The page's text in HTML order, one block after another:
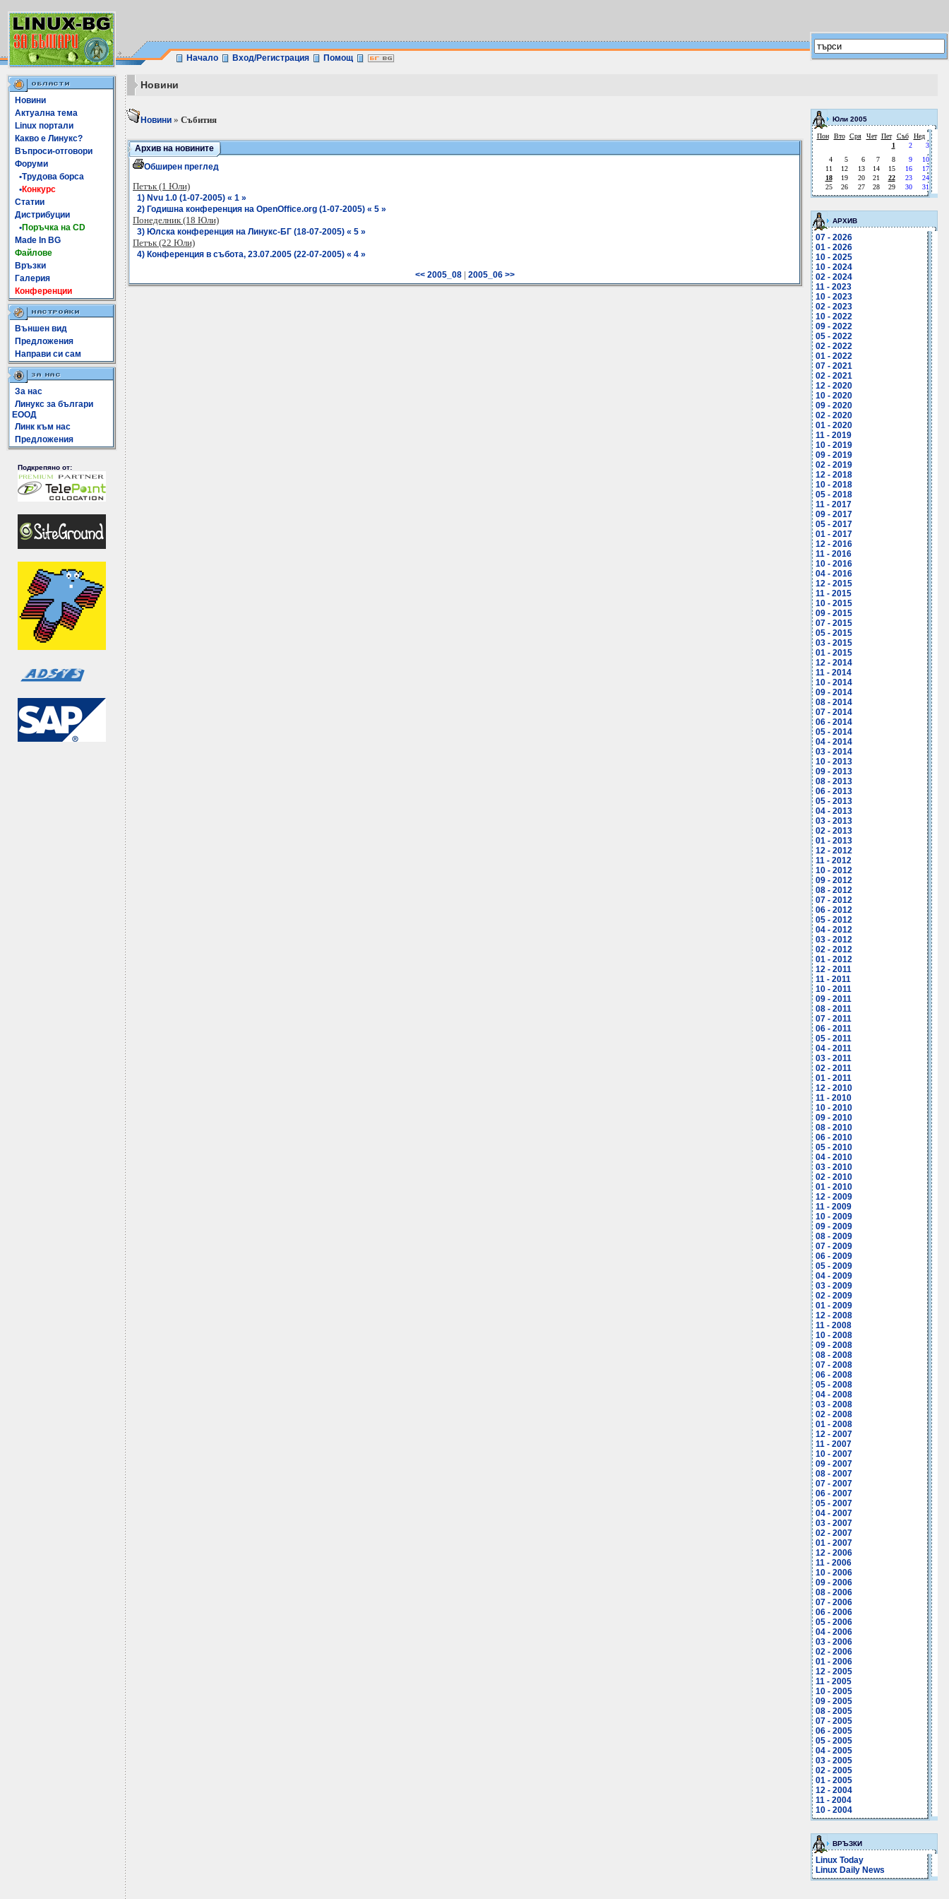
Начало Вход/Регистрация Помощ
Новини
Актуална тема
Linux портали
Какво е Линукс?
Въпроси-отговори
Форуми
•Трудова борса
•Конкурс
Статии
Дистрибуции
•Поръчка на CD
Made In BG
Файлове
Връзки
Галерия
Конференции
Външен вид
Предложения
Направи си сам
За нас
Линукс за българи
ЕООД
Линк към нас
Предложения
Подкрепяно от:
Новини
Новини » Събития
Архив на новините
Обширен преглед
Петък (1 Юли)
1) Nvu 1.0 (1-07-2005) « 1 »
2) Годишна конференция на OpenOffice.org (1-07-2005) « 5 »
Понеделник (18 Юли)
3) Юлска конференция на Линукс-БГ (18-07-2005) « 5 »
Петък (22 Юли)
4) Конференция в събота, 23.07.2005 (22-07-2005) « 4 »
<< 2005_08 | 2005_06 >>
Юли 2005
Пон Вто Сря Чет Пет Съб
Нед
1
2
3
4
5 6 7 8 9
10
11
12 13 14 15 16
17
18
19 20 21 22 23
24
25
26 27 28 29 30 31
АРХИВ
07 - 2026
01 - 2026
10 - 2025
10 - 2024
02 - 2024
11 - 2023
10 - 2023
02 - 2023
10 - 2022
09 - 2022
05 - 2022
02 - 2022
01 - 2022
07 - 2021
02 - 2021
12 - 2020
10 - 2020
09 - 2020
02 - 2020
01 - 2020
11 - 2019
10 - 2019
09 - 2019
02 - 2019
12 - 2018
10 - 2018
05 - 2018
11 - 2017
09 - 2017
05 - 2017
01 - 2017
12 - 2016
11 - 2016
10 - 2016
04 - 2016
12 - 2015
11 - 2015
10 - 2015
09 - 2015
07 - 2015
05 - 2015
03 - 2015
01 - 2015
12 - 2014
11 - 2014
10 - 2014
09 - 2014
08 - 2014
07 - 2014
06 - 2014
05 - 2014
04 - 2014
03 - 2014
10 - 2013
09 - 2013
08 - 2013
06 - 2013
05 - 2013
04 - 2013
03 - 2013
02 - 2013
01 - 2013
12 - 2012
11 - 2012
10 - 2012
09 - 2012
08 - 2012
07 - 2012
06 - 2012
05 - 2012
04 - 2012
03 - 2012
02 - 2012
01 - 2012
12 - 2011
11 - 2011
10 - 2011
09 - 2011
08 - 2011
07 - 2011
06 - 2011
05 - 2011
04 - 2011
03 - 2011
02 - 2011
01 - 2011
12 - 2010
11 - 2010
10 - 2010
09 - 2010
08 - 2010
06 - 2010
05 - 2010
04 - 2010
03 - 2010
02 - 2010
01 - 2010
12 - 2009
11 - 2009
10 - 2009
09 - 2009
08 - 2009
07 - 2009
06 - 2009
05 - 2009
04 - 2009
03 - 2009
02 - 2009
01 - 2009
12 - 2008
11 - 2008
10 - 2008
09 - 2008
08 - 2008
07 - 2008
06 - 2008
05 - 2008
04 - 2008
03 - 2008
02 - 2008
01 - 2008
12 - 2007
11 - 2007
10 - 2007
09 - 2007
08 - 2007
07 - 2007
06 - 2007
05 - 2007
04 - 2007
03 - 2007
02 - 2007
01 - 2007
12 - 2006
11 - 2006
10 - 2006
09 - 2006
08 - 2006
07 - 2006
06 - 2006
05 - 2006
04 - 2006
03 - 2006
02 - 2006
01 - 2006
12 - 2005
11 - 2005
10 - 2005
09 - 2005
08 - 2005
07 - 2005
06 - 2005
05 - 2005
04 - 2005
03 - 2005
02 - 2005
01 - 2005
12 - 2004
11 - 2004
10 - 2004
ВРЪЗКИ
Linux Today
Linux Daily News